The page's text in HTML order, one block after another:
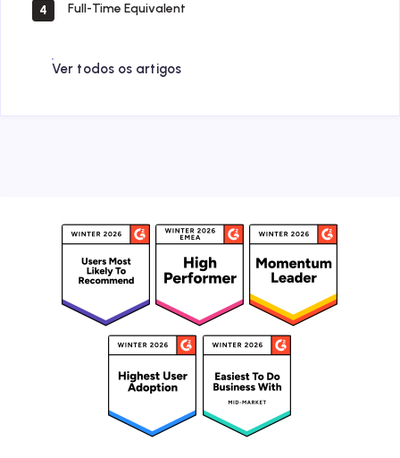
4 Full-Time Equivalent
Ver todos os artigos